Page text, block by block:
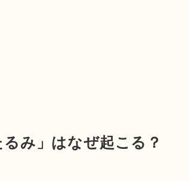
み」はなぜ起こる？